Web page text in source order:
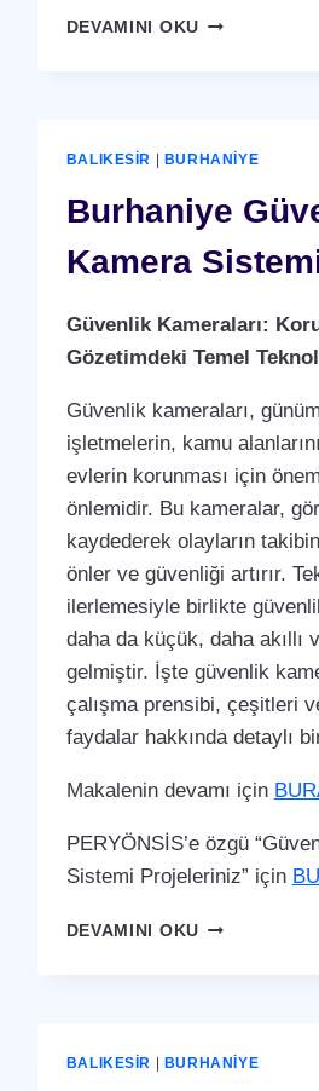
DEVAMINI OKUBURHANIYE
BALIKESIR BURHANIYE
Burhaniye
Kamera
Güvenlik Kameraları:
Gözetimdeki Temel
Güvenlik kameraları,
işletmelerin, kamu
evlerin korunması için
önlemidir. Bu kameralar,
kaydederek olayların
önler ve güvenliği artırır.
ilerlemesiyle birlikte
daha da küçük, daha akıllı
gelmiştir. İşte güvenlik
çalışma prensibi, çeşitleri
faydalar hakkında detaylı
Makalenin devamı için
PERYÖNSİS’e özgü
Sistemi Projeleriniz” için
DEVAMINI OKUBURHANIYE
BALIKESIR BURHANIYE